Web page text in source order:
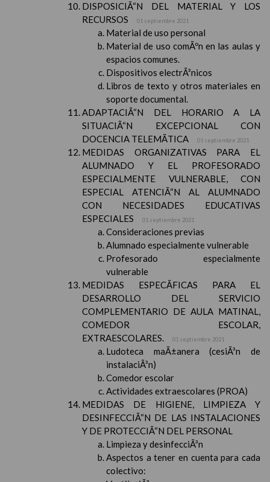
DISPOSICIÃ“N DEL MATERIAL Y LOS
RECURSOS
01 septiembre 2021
Material de uso personal
Material de uso comÃºn en las aulas y
espacios comunes.
Dispositivos electrÃ³nicos
Libros de texto y otros materiales en
soporte documental.
ADAPTACIÃ“N DEL HORARIO A LA
SITUACIÃ“N EXCEPCIONAL CON
DOCENCIA TELEMÃTICA
01 septiembre 2021
MEDIDAS ORGANIZATIVAS PARA EL
ALUMNADO Y EL PROFESORADO
ESPECIALMENTE VULNERABLE, CON
ESPECIAL ATENCIÃ“N AL ALUMNADO
CON NECESIDADES EDUCATIVAS
ESPECIALES
01 septiembre 2021
Consideraciones previas
Alumnado especialmente vulnerable
Profesorado especialmente
vulnerable
MEDIDAS ESPECÃFICAS PARA EL
DESARROLLO DEL SERVICIO
COMPLEMENTARIO DE AULA MATINAL,
COMEDOR ESCOLAR,
EXTRAESCOLARES.
01 septiembre 2021
Ludoteca maÃ±anera (cesiÃ³n de
instalaciÃ³n)
Comedor escolar
Actividades extraescolares (PROA)
MEDIDAS DE HIGIENE, LIMPIEZA Y
DESINFECCIÃ“N DE LAS INSTALACIONES
Y DE PROTECCIÃ“N DEL PERSONAL
Limpieza y desinfecciÃ³n
Aspectos a tener en cuenta para cada
colectivo: